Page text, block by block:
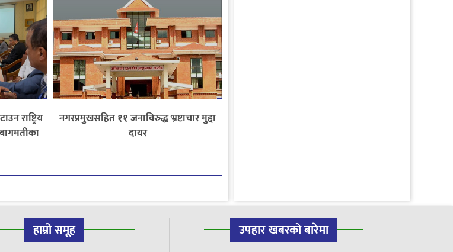
राष्ट्रिय
नगरप्रमुखसहित ११ जनाविरुद्ध भ्रष्टाचार मुद्दा
दायर
हाम्रो समूह उपहार खबरको बारेमा